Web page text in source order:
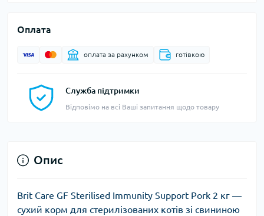
Оплата
оплата за рахунком готівкою
Служба підтримки
Відповімо на всі Ваші запитання щодо товару
Опис
Brit Care GF Sterilised Immunity Support Pork 2 кг —
сухий корм для стерилізованих котів зі свининою